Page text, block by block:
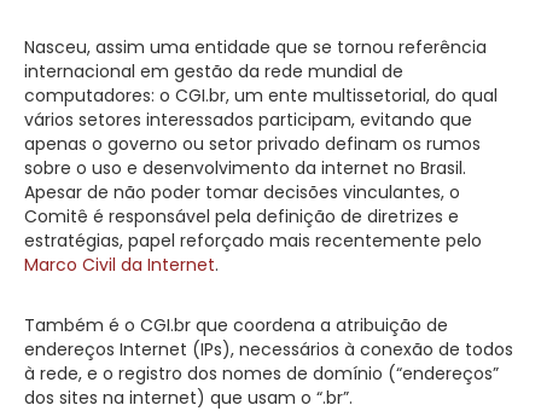
Nasceu, assim uma entidade que se tornou referência
internacional em gestão da rede mundial de
computadores: o CGI.br, um ente multissetorial, do qual
vários setores interessados participam, evitando que
apenas o governo ou setor privado definam os rumos
sobre o uso e desenvolvimento da internet no Brasil.
Apesar de não poder tomar decisões vinculantes, o
Comitê é responsável pela definição de diretrizes e
estratégias, papel reforçado mais recentemente pelo
Marco Civil da Internet.
Também é o CGI.br que coordena a atribuição de
endereços Internet (IPs), necessários à conexão de todos
à rede, e o registro dos nomes de domínio (“endereços”
dos sites na internet) que usam o “.br”.